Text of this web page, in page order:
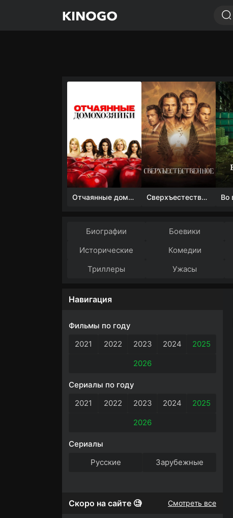
Отчаянные домохозяйки (1 сезон) Сверхъестественное
Биографии Боевики
Исторические
Комедии
Триллеры
Ужасы
Навигация
Фильмы по году
2021
2022 2023 2024
2025
2026
Сериалы по году
2021
2022 2023 2024
2025
2026
Сериалы
Русские
Зарубежные
Скоро на сайте 🧐 Смотреть все